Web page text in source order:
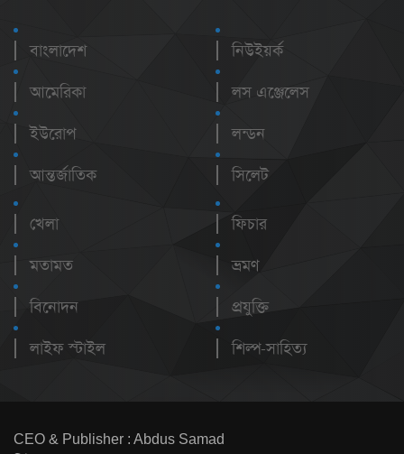
বাংলাদেশ
আমেরিকা
ইউরোপ
আন্তর্জাতিক
নিউইয়র্ক
লস এঞ্জেলেস
লন্ডন
সিলেট
খেলা
মতামত
বিনোদন
লাইফ স্টাইল
ফিচার
ভ্রমণ
প্রযুক্তি
শিল্প-সাহিত্য
CEO & Publisher : Abdus Samad